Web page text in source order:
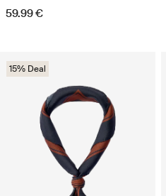
59.99 €
15% Deal